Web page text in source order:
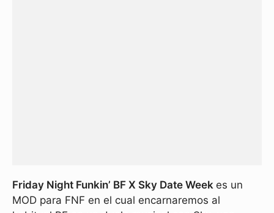
Friday Night Funkin’ BF X Sky Date Week es un
MOD para FNF en el cual encarnaremos al